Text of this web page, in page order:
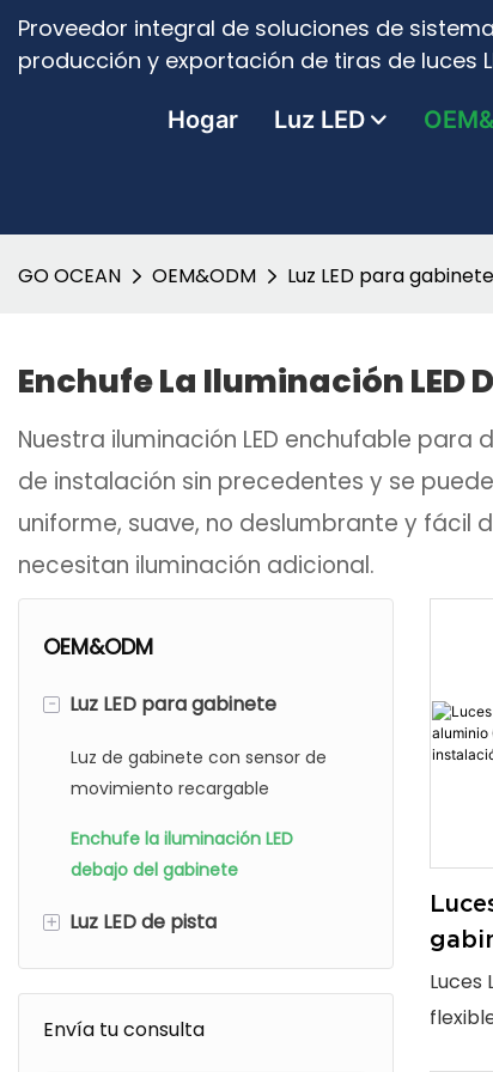
Proveedor integral de soluciones de
producción y exportación de tiras de luces
Hogar Luz LED
GO OCEAN OEM&ODM Luz LED para gabinete
Enchufe La Iluminación LED
Nuestra iluminación LED enchufable
de instalación sin precedentes y se
uniforme, suave, no deslumbrante y fácil
necesitan iluminación adicional.
OEM&ODM
- Luz LED para gabinete
Luz de gabinete con sensor de
movimiento recargable
Enchufe la iluminación LED
debajo del gabinete
+ Luz LED de pista
Luz de pista magnética LED
Luz de riel LED COB
Envía tu consulta
fácil
Luces